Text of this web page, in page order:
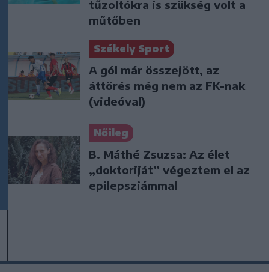
tűzoltókra is szükség volt a
műtőben
Székely Sport
A gól már összejött, az
áttörés még nem az FK-nak
(videóval)
Nőileg
B. Máthé Zsuzsa: Az élet
„doktoriját” végeztem el az
epilepsziámmal